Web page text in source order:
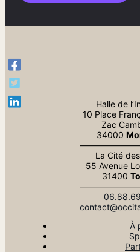
Halle de
10 Place
Zac
34000
La Cité
55 Avenue
31400
À